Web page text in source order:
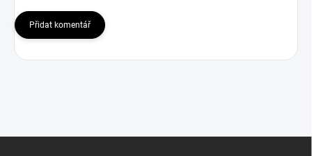
Přidat komentář